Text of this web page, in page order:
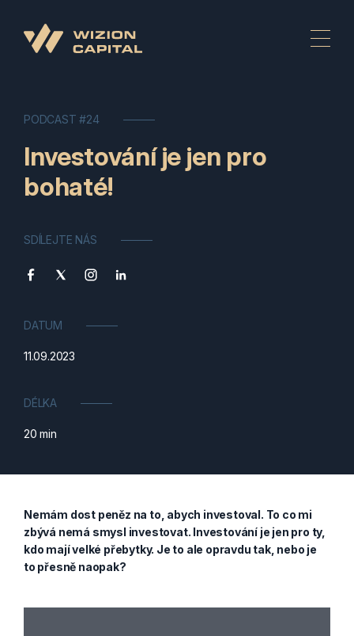
PODCAST #24
Investování je jen pro
bohaté!
SDÍLEJTE NÁS
DATUM
11.09.2023
DÉLKA
20 min
Nemám dost peněz na to, abych investoval. To co mi
zbývá nemá smysl investovat. Investování je jen pro ty,
kdo mají velké přebytky. Je to ale opravdu tak, nebo je
to přesně naopak?